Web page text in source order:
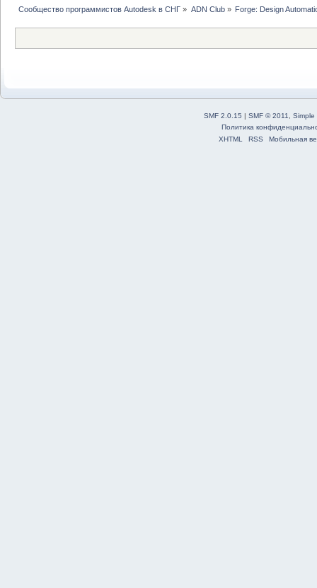
Сообщество программистов Autodesk в СНГ » ADN Club» Forge: Design
SMF 2.0.15 SMF © 2011, Simple
Политика
XHTML
RSS Мобильная